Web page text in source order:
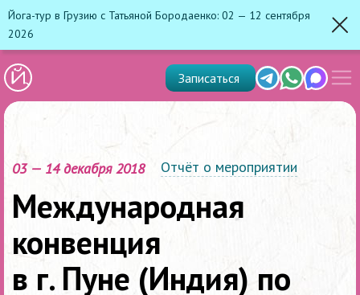
Йога-тур в Грузию с Татьяной Бородаенко: 02 — 12 сентября
2026
TelegramWhats'app
Max
Записаться
меню
03 — 14 декабря 2018 Отчёт о мероприятии
Международная
конвенция
в г. Пуне (Индия) по